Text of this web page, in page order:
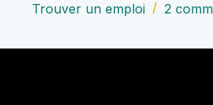
Trouver un emploi
2